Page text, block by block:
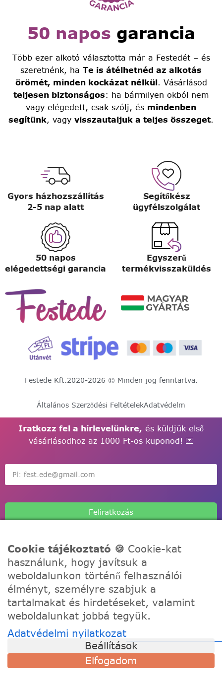
50 napos garancia
Több ezer alkotó választotta már a Festedét – és
szeretnénk, ha Te is átélhetnéd az alkotás
örömét, minden kockázat nélkül. Vásárlásod
teljesen biztonságos: ha bármilyen okból nem
vagy elégedett, csak szólj, és mindenben
segítünk, vagy visszautaljuk a teljes összeget.
Gyors házhozszállítás
2-5 nap alatt
Segítőkész
ügyfélszolgálat
50 napos
elégedettségi garancia
Egyszerű
termékvisszaküldés
Festede Kft.2020-2026 © Minden jog fenntartva.
Általános Szerződési FeltételekAdatvédelm
Iratkozz fel a hírlevelünkre, és küldjük első
vásárlásodhoz az 1000 Ft-os kuponod! 💌
Feliratkozás
A Festede számozott kifestőkkel te is alkothatsz, akár egy
igazi művész! Fesd meg a remekműved korábbi
tapasztalat nélkül, töltődj fel és fejezd ki a kreativitásod!
TÁMOGATÁS
Szállítási információk
Visszaküldés és csere
Cookie tájékoztató 🍪 Cookie-kat
használunk, hogy javítsuk a
weboldalunkon történő felhasználói
élményt, személyre szabjuk a
tartalmakat és hirdetéseket, valamint
weboldalunkat jobbá tegyük.
Adatvédelmi nyilatkozat
Beállítások
Elfogadom